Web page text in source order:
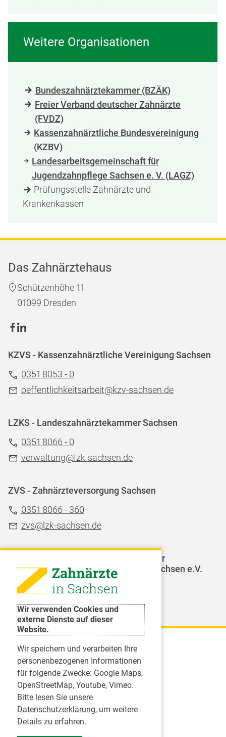
Wir verwenden Cookies und
externe Dienste auf dieser
Website.
Wir speichern und verarbeiten Ihre
personenbezogenen Informationen
für folgende Zwecke: Google Maps,
OpenStreetMap, Youtube, Vimeo.
Bitte lesen Sie unsere
Datenschutzerklärung, um weitere
Details zu erfahren.
Weitere Organisationen
Bundeszahnärztekammer (BZÄK)
Freier Verband deutscher Zahnärzte
(FVDZ)
Kassenzahnärztliche Bundesvereinigung
(KZBV)
Landesarbeitsgemeinschaft für
Jugendzahnpflege Sachsen e. V. (LAGZ)
Prüfungsstelle Zahnärzte und
Krankenkassen
Das Zahnärztehaus
Schützenhöhe 11
01099 Dresden
KZVS - Kassenzahnärztliche Vereinigung Sachsen
0351 8053 - 0
oeffentlichkeitsarbeit@kzv-sachsen.de
LZKS - Landeszahnärztekammer Sachsen
0351 8066 - 0
verwaltung@Izk-sachsen.de
ZVS - Zahnärzteversorgung Sachsen
0351 8066 - 360
zvs@lzk-sachsen.de
LAGZ - Landesarbeitsgemeinschaft für
Jugendzahnpflege des Freistaates Sachsen e.V.
Karriere
Inserate
Praktikum in einer Zahnarztpraxis
Jobs im Zahnärztehaus
Presse